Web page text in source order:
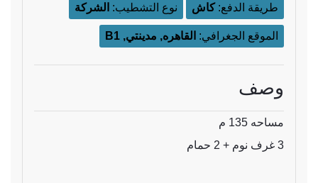
طريقة الدفع:كاش نوع التشطيب: الشركة
الموقع الجغرافي: القاهره, مدينتي, B1
وصف
مساحه 135 م
3 غرف نوم + 2 حمام